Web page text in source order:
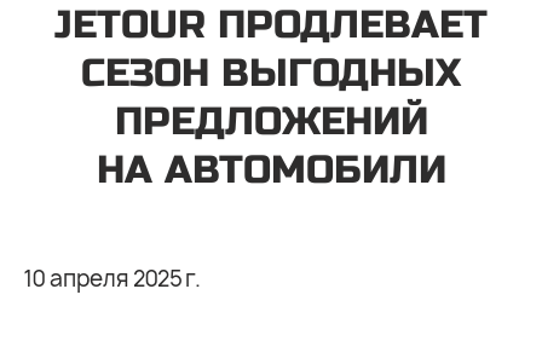
JETOUR ПРОДЛЕВАЕТ
СЕЗОН ВЫГОДНЫХ
ПРЕДЛОЖЕНИЙ
НА АВТОМОБИЛИ
10 апреля 2025 г.